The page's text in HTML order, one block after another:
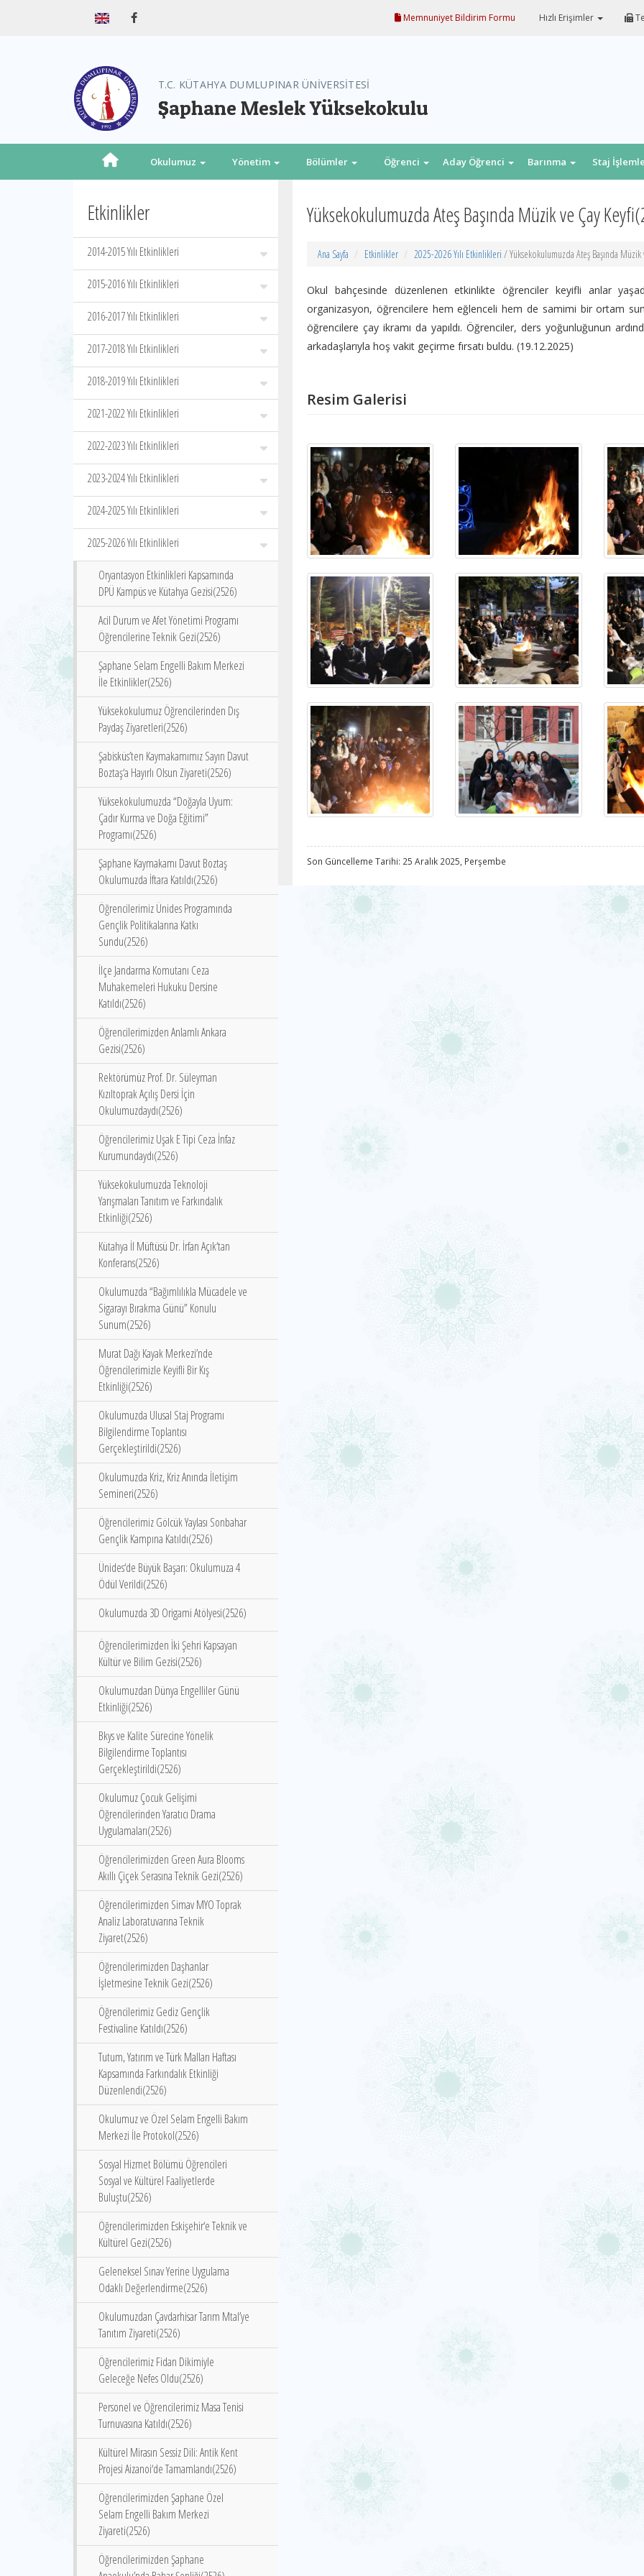
Memnuniyet Bildirim Formu Hızlı Erişimler
T.C. KÜTAHYA DUMLUPINAR ÜNİVERSİTESİ
Şaphane Meslek Yüksekokulu
Okulumuz Yönetim Bölümler Öğrenci Aday Öğrenci Barınma Staj
Etkinlikler
2014-2015 Yılı Etkinlikleri
2015-2016 Yılı Etkinlikleri
2016-2017 Yılı Etkinlikleri
2017-2018 Yılı Etkinlikleri
2018-2019 Yılı Etkinlikleri
2021-2022 Yılı Etkinlikleri
2022-2023 Yılı Etkinlikleri
2023-2024 Yılı Etkinlikleri
2024-2025 Yılı Etkinlikleri
2025-2026 Yılı Etkinlikleri
Oryantasyon Etkinlikleri Kapsamında
DPÜ Kampüs ve Kütahya Gezisi(2526)
Acil Durum ve Afet Yönetimi Programı
Öğrencilerine Teknik Gezi(2526)
Şaphane Selam Engelli Bakım Merkezi
İle Etkinlikler(2526)
Yüksekokulumuz Öğrencilerinden Dış
Paydaş Ziyaretleri(2526)
Şabisküs’ten Kaymakamımız Sayın Davut
Boztaş‘a Hayırlı Olsun Ziyareti(2526)
Yüksekokulumuzda “Doğayla Uyum:
Çadır Kurma ve Doğa Eğitimi”
Programı(2526)
Şaphane Kaymakamı Davut Boztaş
Okulumuzda İftara Katıldı(2526)
Öğrencilerimiz Ünides Programında
Gençlik Politikalarına Katkı
Sundu(2526)
İlçe Jandarma Komutanı Ceza
Muhakemeleri Hukuku Dersine
Katıldı(2526)
Öğrencilerimizden Anlamlı Ankara
Gezisi(2526)
Rektörümüz Prof. Dr. Süleyman
Kızıltoprak Açılış Dersi İçin
Okulumuzdaydı(2526)
Öğrencilerimiz Uşak E Tipi Ceza İnfaz
Kurumundaydı(2526)
Yüksekokulumuzda Teknoloji
Yarışmaları Tanıtım ve Farkındalık
Etkinliği(2526)
Kütahya İl Müftüsü Dr. İrfan Açık‘tan
Konferans(2526)
Okulumuzda “Bağımlılıkla Mücadele ve
Sigarayı Bırakma Günü” Konulu
Sunum(2526)
Murat Dağı Kayak Merkezi’nde
Öğrencilerimizle Keyifli Bir Kış
Etkinliği(2526)
Okulumuzda Ulusal Staj Programı
Bilgilendirme Toplantısı
Gerçekleştirildi(2526)
Okulumuzda Kriz, Kriz Anında İletişim
Semineri(2526)
Öğrencilerimiz Gölcük Yaylası Sonbahar
Gençlik Kampına Katıldı(2526)
Ünides‘de Büyük Başarı: Okulumuza 4
Ödül Verildi(2526)
Okulumuzda 3D Origami Atölyesi(2526)
Öğrencilerimizden İki Şehri Kapsayan
Kültür ve Bilim Gezisi(2526)
Okulumuzdan Dünya Engelliler Günü
Etkinliği(2526)
Bkys ve Kalite Sürecine Yönelik
Bilgilendirme Toplantısı
Gerçekleştirildi(2526)
Okulumuz Çocuk Gelişimi
Öğrencilerinden Yaratıcı Drama
Uygulamaları(2526)
Öğrencilerimizden Green Aura Blooms
Akıllı Çiçek Serasına Teknik Gezi(2526)
Öğrencilerimizden Simav MYO Toprak
Analiz Laboratuvarına Teknik
Ziyaret(2526)
Öğrencilerimizden Daşhanlar
İşletmesine Teknik Gezi(2526)
Öğrencilerimiz Gediz Gençlik
Festivaline Katıldı(2526)
Tutum, Yatırım ve Türk Malları Haftası
Kapsamında Farkındalık Etkinliği
Düzenlendi(2526)
Okulumuz ve Özel Selam Engelli Bakım
Merkezi İle Protokol(2526)
Sosyal Hizmet Bölümü Öğrencileri
Sosyal ve Kültürel Faaliyetlerde
Buluştu(2526)
Öğrencilerimizden Eskişehir‘e Teknik ve
Kültürel Gezi(2526)
Geleneksel Sınav Yerine Uygulama
Odaklı Değerlendirme(2526)
Okulumuzdan Çavdarhisar Tarım Mtal’ye
Tanıtım Ziyareti(2526)
Öğrencilerimiz Fidan Dikimiyle
Geleceğe Nefes Oldu(2526)
Personel ve Öğrencilerimiz Masa Tenisi
Turnuvasına Katıldı(2526)
Kültürel Mirasın Sessiz Dili: Antik Kent
Projesi Aizanoi‘de Tamamlandı(2526)
Öğrencilerimizden Şaphane Özel
Selam Engelli Bakım Merkezi
Ziyareti(2526)
Öğrencilerimizden Şaphane
Yüksekokulumuzda Ateş Başında Müzik ve Çay
Ana Sayfa Etkinlikler 2025-2026 Yılı Etkinlikleri / Yüksekokulumuzda Ateş Başında Müzik
Okul bahçesinde düzenlenen etkinlikte öğrenciler keyifli anlar
organizasyon, öğrencilere hem eğlenceli hem de samimi bir ortam
öğrencilere çay ikramı da yapıldı. Öğrenciler, ders yoğunluğunun
arkadaşlarıyla hoş vakit geçirme fırsatı buldu. (19.12.2025)
Resim Galerisi
Son Güncelleme Tarihi: 25 Aralık 2025, Perşembe